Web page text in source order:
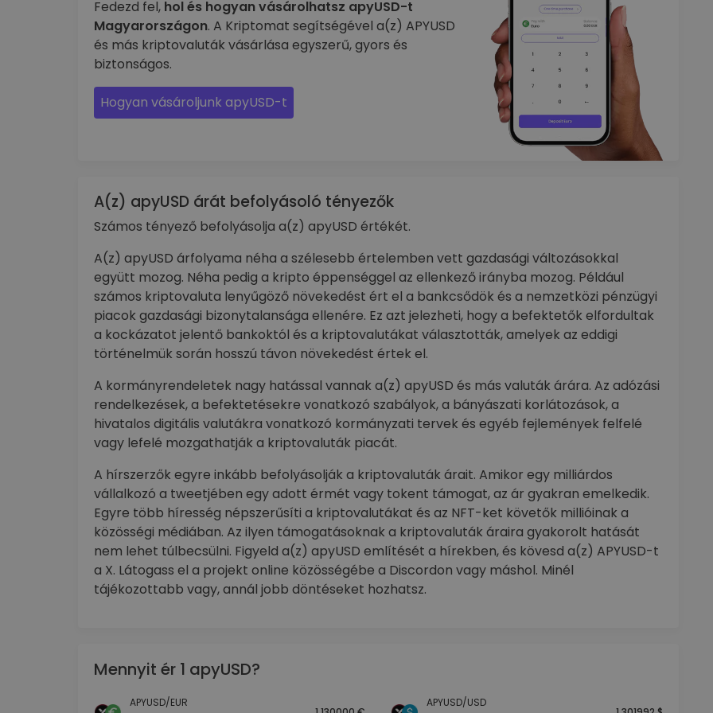
Fedezd fel, hol és hogyan vásárolhatsz apyUSD-t
Magyarországon. A Kriptomat segítségével a(z) APYUSD
és más kriptovaluták vásárlása egyszerű, gyors és
biztonságos.
Hogyan vásároljunk apyUSD-t
A(z) apyUSD árát befolyásoló tényezők
Számos tényező befolyásolja a(z) apyUSD értékét.
A(z) apyUSD árfolyama néha a szélesebb értelemben vett gazdasági változásokkal
együtt mozog. Néha pedig a kripto éppenséggel az ellenkező irányba mozog. Például
számos kriptovaluta lenyűgöző növekedést ért el a bankcsődök és a nemzetközi pénzügyi
piacok gazdasági bizonytalansága ellenére. Ez azt jelezheti, hogy a befektetők elfordultak
a kockázatot jelentő bankoktól és a kriptovalutákat választották, amelyek az eddigi
történelmük során hosszú távon növekedést értek el.
A kormányrendeletek nagy hatással vannak a(z) apyUSD és más valuták árára. Az adózási
rendelkezések, a befektetésekre vonatkozó szabályok, a bányászati korlátozások, a
hivatalos digitális valutákra vonatkozó kormányzati tervek és egyéb fejlemények felfelé
vagy lefelé mozgathatják a kriptovaluták piacát.
A hírszerzők egyre inkább befolyásolják a kriptovaluták árait. Amikor egy milliárdos
vállalkozó a tweetjében egy adott érmét vagy tokent támogat, az ár gyakran emelkedik.
Egyre több híresség népszerűsíti a kriptovalutákat és az NFT-ket követők millióinak a
közösségi médiában. Az ilyen támogatásoknak a kriptovaluták áraira gyakorolt hatását
nem lehet túlbecsülni. Figyeld a(z) apyUSD említését a hírekben, és kövesd a(z) APYUSD-t
a X. Látogass el a projekt online közösségébe a Discordon vagy máshol. Minél
tájékozottabb vagy, annál jobb döntéseket hozhatsz.
Mennyit ér 1 apyUSD?
APYUSD/EUR APYUSD/USD